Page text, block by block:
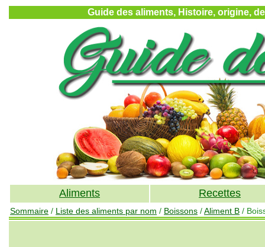
Guide des aliments, Histoire, origine,
Aliments Recettes
Sommaire / Liste des aliments par nom / Boissons /Aliment B /